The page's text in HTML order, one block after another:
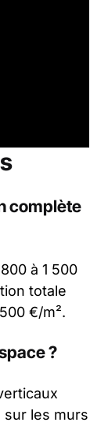
complète
à 1 500
totale
€/m².
?
sur les murs